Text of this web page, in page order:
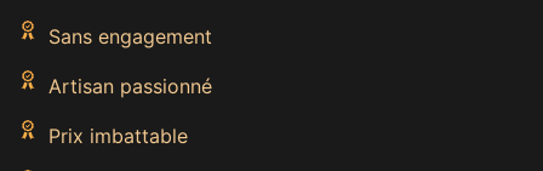
Sans engagement
Artisan passionné
Prix imbattable